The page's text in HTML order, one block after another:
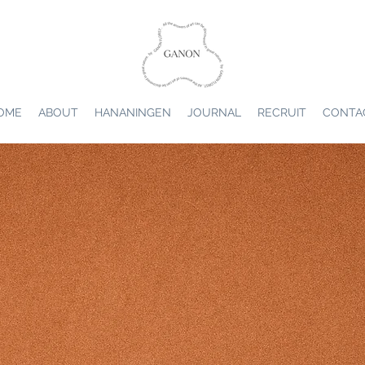
ABOUT HANANINGEN JOURNAL RECRUIT